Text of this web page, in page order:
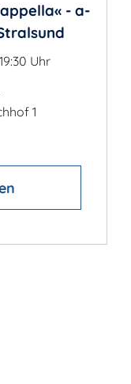
- a-
Uhr
1